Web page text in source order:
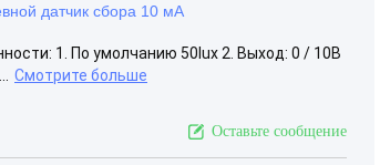
датчик сбора 10 мА
1. По умолчанию 50lux 2. Выход: 0 / 10В
Смотрите больше
Оставьте сообщение